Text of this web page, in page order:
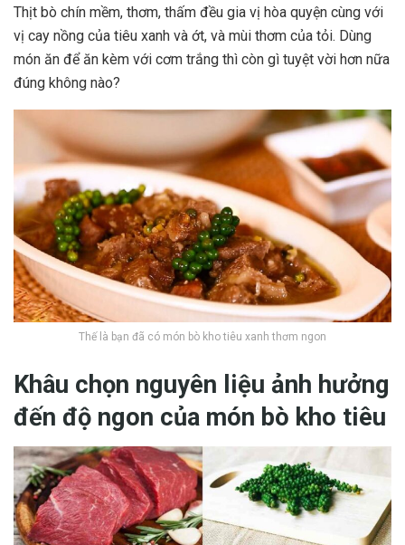
Thịt bò chín mềm, thơm, thấm đều gia vị hòa quyện cùng với
vị cay nồng của tiêu xanh và ớt, và mùi thơm của tỏi. Dùng
món ăn để ăn kèm với cơm trắng thì còn gì tuyệt vời hơn nữa
đúng không nào?
Thế là bạn đã có món bò kho tiêu xanh thơm ngon
Khâu chọn nguyên liệu ảnh hưởng
đến độ ngon của món bò kho tiêu